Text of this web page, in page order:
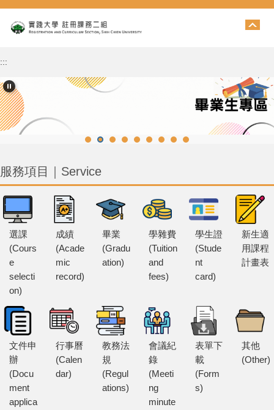
跳
到
主
內
區
:::
服務項目｜Service
選課
(Cours
e
selecti
on)
成績
(Acade
mic
record)
畢業
(Gradu
ation)
學雜費
(Tuition
and
fees)
學生證
(Stude
nt
card)
新生適
用課程
計畫表
文件申
辦
(Docu
ment
applica
行事曆
(Calen
dar)
教務法
規
(Regul
ations)
會議紀
錄
(Meeti
ng
minute
表單下
載
(Form
s)
其他
(Other)